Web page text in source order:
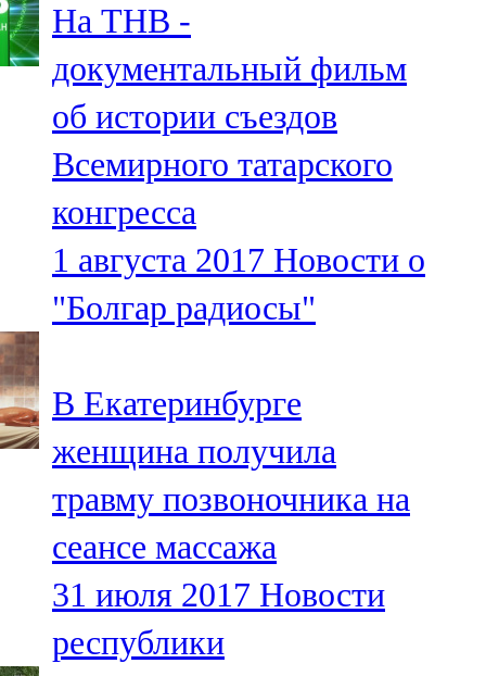
100,0 FM
Нурлат
104,7 FM
Олы Әтнә
71,42 FM
Сарман
107,8 FM
106,1 FM
Түбән Кама
102,6 FM
Чирмешән
107,7 FM
Чистай
На ТНВ -
документальный фильм
об истории съездов
Всемирного татарского
конгресса
1 августа 2017 Новости о
"Болгар радиосы"
В Екатеринбурге
женщина получила
травму позвоночника на
сеансе массажа
31 июля 2017 Новости
республики